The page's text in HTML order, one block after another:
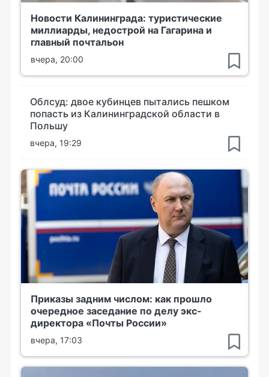
Новости Калининграда: туристические
миллиарды, недострой на Гагарина и
главный почтальон
вчера, 20:00
Облсуд: двое кубинцев пытались пешком
попасть из Калининградской области в
Польшу
вчера, 19:29
Приказы задним числом: как прошло
очередное заседание по делу экс-
директора «Почты России»
вчера, 17:03